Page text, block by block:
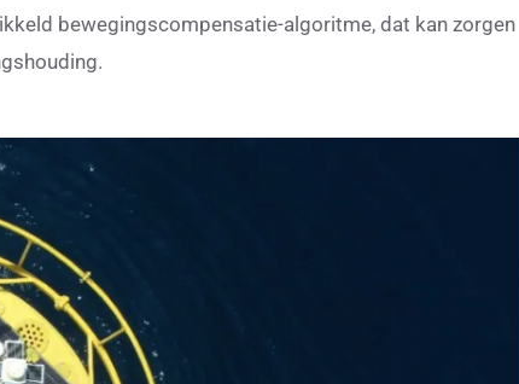
bewegingscompensatie-algoritme, dat kan zorgen